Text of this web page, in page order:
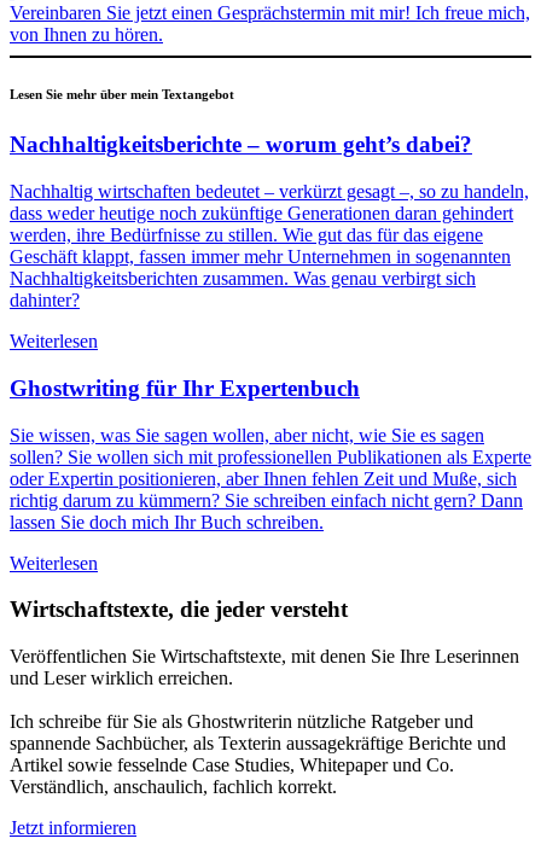
Vereinbaren Sie jetzt einen Gesprächstermin mit mir! Ich freue mich,
von Ihnen zu hören.
Lesen Sie mehr über mein Textangebot
Nachhaltigkeitsberichte – worum geht’s dabei?
Nachhaltig wirtschaften bedeutet – verkürzt gesagt –, so zu handeln,
dass weder heutige noch zukünftige Generationen daran gehindert
werden, ihre Bedürfnisse zu stillen. Wie gut das für das eigene
Geschäft klappt, fassen immer mehr Unternehmen in sogenannten
Nachhaltigkeitsberichten zusammen. Was genau verbirgt sich
dahinter?
Weiterlesen
Ghostwriting für Ihr Expertenbuch
Sie wissen, was Sie sagen wollen, aber nicht, wie Sie es sagen
sollen? Sie wollen sich mit professionellen Publikationen als Experte
oder Expertin positionieren, aber Ihnen fehlen Zeit und Muße, sich
richtig darum zu kümmern? Sie schreiben einfach nicht gern? Dann
lassen Sie doch mich Ihr Buch schreiben.
Weiterlesen
Wirtschaftstexte, die jeder versteht
Veröffentlichen Sie Wirtschaftstexte, mit denen Sie Ihre Leserinnen
und Leser wirklich erreichen.
Ich schreibe für Sie als Ghostwriterin nützliche Ratgeber und
spannende Sachbücher, als Texterin aussagekräftige Berichte und
Artikel sowie fesselnde Case Studies, Whitepaper und Co.
Verständlich, anschaulich, fachlich korrekt.
Jetzt informieren